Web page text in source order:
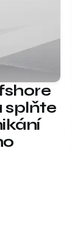
splňte